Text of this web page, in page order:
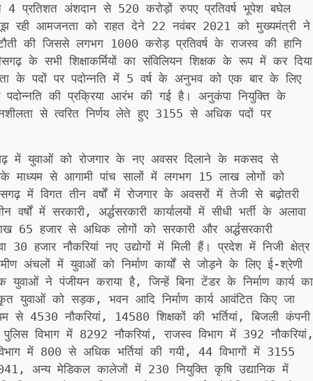
4 प्रतिशत अंशदान से 520 करोड़ों रुपए प्रतिवर्ष भूपेश बघेल
रही आमजनता को राहत देने 22 नवंबर 2021 को मुख्यमंत्री ने
की जिससे लगभग 1000 करोड़ प्रतिवर्ष के राजस्व की हानि
के सभी शिक्षाकर्मियों का संविलियन शिक्षक के रूप में कर दिया
के पदों पर पदोन्नति में 5 वर्ष के अनुभव को एक बार के लिए
की प्रक्रिया आरंभ की गई है। अनुकंपा नियुक्ति के
से त्वरित निर्णय लेते हुए 3155 से अधिक पदों पर
में युवाओं को रोजगार के नए अवसर दिलाने के मकसद से
माध्यम से आगामी पांच सालों में लगभग 15 लाख लोगों को
में विगत तीन वर्षों में रोजगार के अवसरों में तेजी से बढ़ोतरी
में सरकारी, अर्द्धसरकारी कार्यालयों में सीधी भर्ती के अलावा
हजार से अधिक लोगों को सरकारी और अर्द्धसरकारी
हजार नौकरियां नए उद्योगों में मिली हैं। प्रदेश में निजी क्षेत्र
अंचलों में युवाओं को निर्माण कार्यों से जोड़ने के लिए ई-श्रेणी
ने पंजीयन कराया है, जिन्हें बिना टेंडर के निर्माण कार्य का
युवाओं को सड़क, भवन आदि निर्माण कार्य आवंटित किए जा
4530 नौकरियां, 14580 शिक्षकों की भर्तियां, बिजली कंपनी
विभाग में 8292 नौकरियां, राजस्व विभाग में 392 नौकरियां,
में 800 से अधिक भर्तियां की गयी, 44 विभागों में 3155
अन्य मेडिकल कालेजों में 230 नियुक्ति कृषि उद्यानिक में